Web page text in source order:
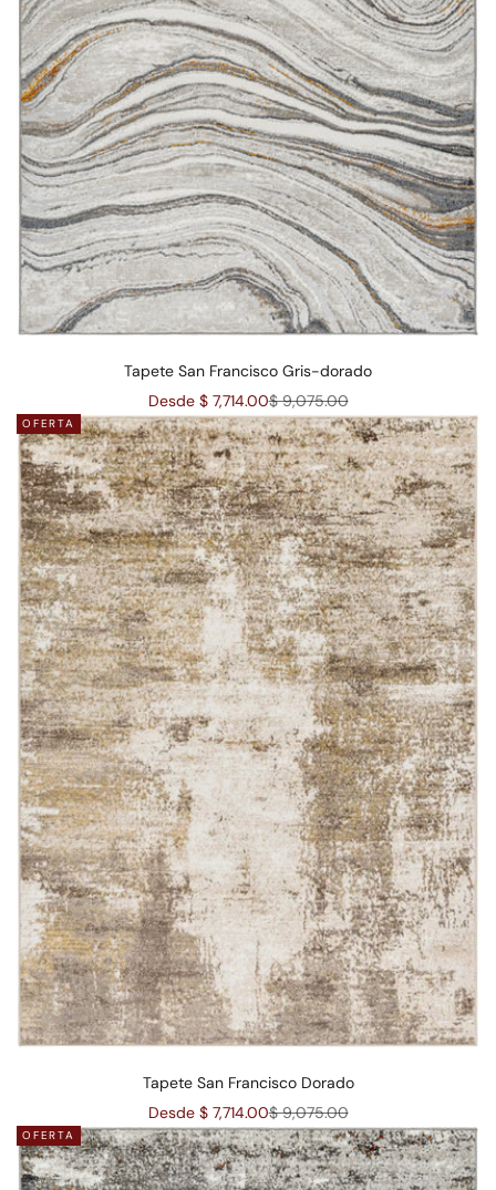
Tapete San Francisco Gris-dorado
Precio de oferta
Desde $ 7,714.00Precio normal
$ 9,075.00
OFERTA
Tapete San Francisco Dorado
Precio de oferta
Desde $ 7,714.00Precio normal
$ 9,075.00
OFERTA